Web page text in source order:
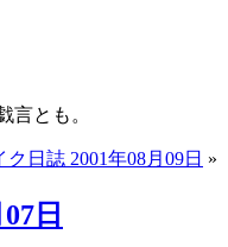
言とも。
ク日誌 2001年08月09日 »
日